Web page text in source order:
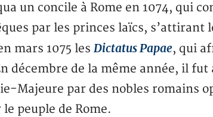
un concile à Rome en 1074, qui
par les princes laïcs, s’attirant
mars 1075 les Dictatus Papae, qui
décembre de la même année, il
Majeure par des nobles romains
peuple de Rome.